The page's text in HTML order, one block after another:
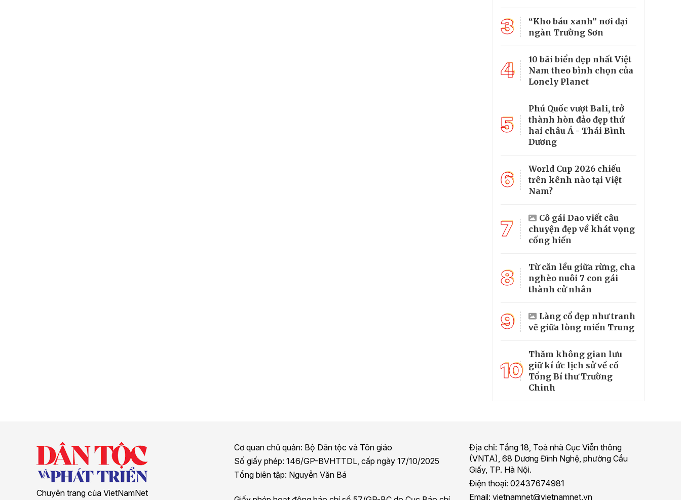
3
“Kho báu xanh” nơi đại
ngàn Trường Sơn
4
10 bãi biển đẹp nhất Việt
Nam theo bình chọn của
Lonely Planet
5
Phú Quốc vượt Bali, trở
thành hòn đảo đẹp thứ
hai châu Á - Thái Bình
Dương
6
World Cup 2026 chiếu
trên kênh nào tại Việt
Nam?
7
Cô gái Dao viết câu
chuyện đẹp về khát vọng
cống hiến
8
Từ căn lều giữa rừng, cha
nghèo nuôi 7 con gái
thành cử nhân
9
Làng cổ đẹp như tranh
vẽ giữa lòng miền Trung
10
Thăm không gian lưu
giữ kí ức lịch sử về cố
Tổng Bí thư Trường
Chinh
Chuyên trang của VietNamNet
Cơ quan chủ quản: Bộ Dân tộc và Tôn giáo
Số giấy phép: 146/GP-BVHTTDL, cấp ngày 17/10/2025
Tổng biên tập: Nguyễn Văn Bá
Địa chỉ: Tầng 18, Toà nhà Cục Viễn thông
(VNTA), 68 Dương Đình Nghệ, phường Cầu
Giấy, TP. Hà Nội.
Điện thoại: 02437674981
Email: vietnamnet@vietnamnet.vn